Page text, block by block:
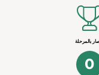
بالمرحلة
0